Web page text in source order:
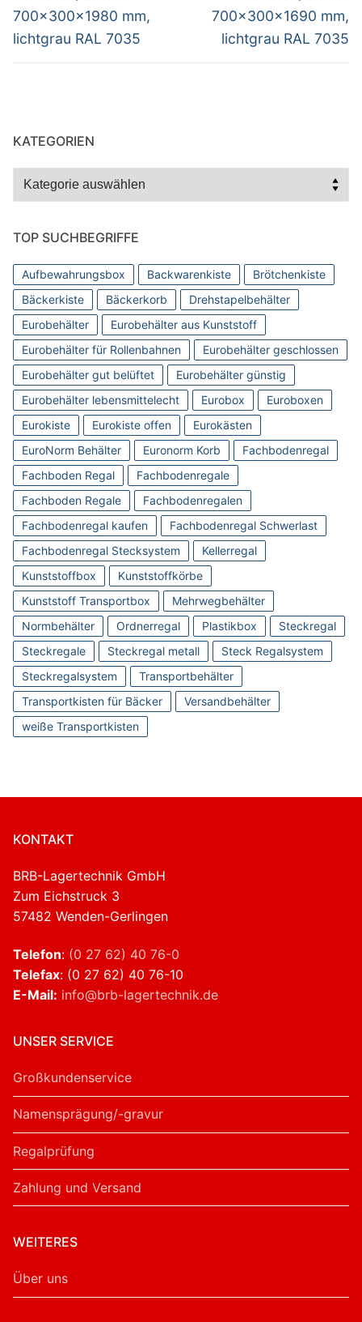
700x300x1980 mm,
lichtgrau RAL 7035
700x300x1690 mm,
lichtgrau RAL 7035
KATEGORIEN
Kategorien
TOP SUCHBEGRIFFE
Aufbewahrungsbox Backwarenkiste
Brötchenkiste
Bäckerkiste
Bäckerkorb
Drehstapelbehälter
Eurobehälter
Eurobehälter aus Kunststoff
Eurobehälter für Rollenbahnen
Eurobehälter geschlossen
Eurobehälter gut belüftet
Eurobehälter günstig
Eurobehälter lebensmittelecht
Eurobox
Euroboxen
Eurokiste
Eurokiste offen
Eurokästen
EuroNorm Behälter
Euronorm Korb
Fachbodenregal
Fachboden Regal
Fachbodenregale
Fachboden Regale
Fachbodenregalen
Fachbodenregal kaufen
Fachbodenregal Schwerlast
Fachbodenregal Stecksystem
Kellerregal
Kunststoffbox
Kunststoffkörbe
Kunststoff Transportbox
Mehrwegbehälter
Normbehälter
Ordnerregal Plastikbox
Steckregal
Steckregale
Steckregal metall
Steck Regalsystem
Steckregalsystem
Transportbehälter
Transportkisten für Bäcker
Versandbehälter
weiße Transportkisten
KONTAKT
BRB-Lagertechnik GmbH
Zum Eichstruck 3
57482 Wenden-Gerlingen
Telefon: (0 27 62) 40 76-0
Telefax: (0 27 62) 40 76-10
E-Mail: info@brb-lagertechnik.de
UNSER SERVICE
Großkundenservice
Namensprägung/-gravur
Regalprüfung
Zahlung und Versand
WEITERES
Über uns